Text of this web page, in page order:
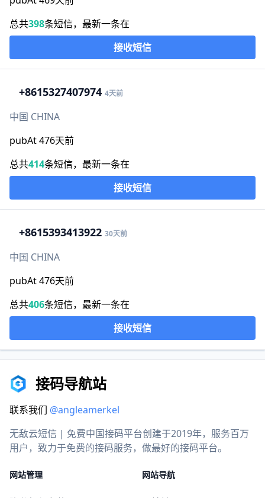
总共398条短信，最新一条在
接收短信
+8615327407974 4天前
中国 CHINA
pubAt 476天前
总共414条短信，最新一条在
接收短信
+8615393413922 30天前
中国 CHINA
pubAt 476天前
总共406条短信，最新一条在
接收短信
接码导航站
联系我们 @angleamerkel
无敌云短信 | 免费中国接码平台创建于2019年，服务百万
用户，致力于免费的接码服务，做最好的接码平台。
网站管理 网站导航